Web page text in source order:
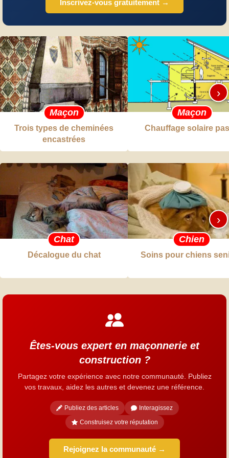
Inscrivez-vous gratuitement →
Maçon
Trois types de cheminées
encastrées
Maçon
Chauffage solaire
›
Chat
Décalogue du chat
Chien
Soins pour chiens
›
Êtes-vous expert en maçonnerie et
construction ?
Partagez votre expérience avec notre communauté. Publiez
vos travaux, aidez les autres et devenez une référence.
Publiez des articles
Interagissez
Construisez votre réputation
Rejoignez la communauté →